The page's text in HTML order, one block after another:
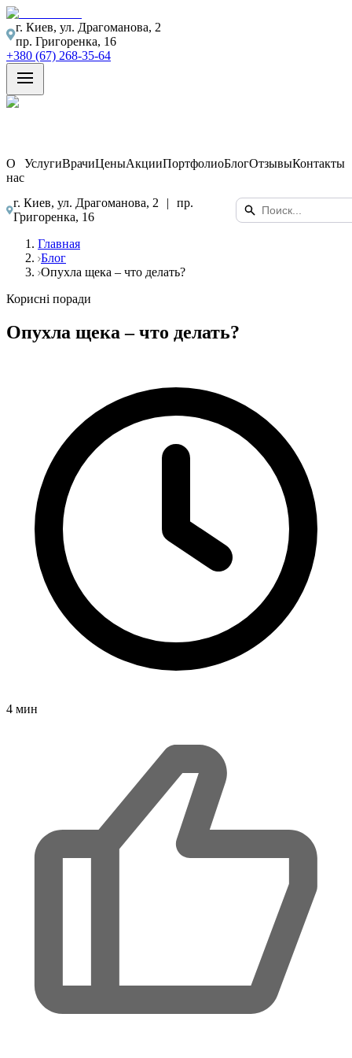
г. Киев, ул. Драгоманова, 2
пр. Григоренка, 16
+380 (67) 268-35-64
О
нас
УслугиВрачиЦеныАкцииПортфолиоБлогОтзывыКонтакты
г. Киев, ул. Драгоманова, 2 |
пр.
Григоренка, 16
Главная
Блог
Опухла щека – что делать?
Корисні поради
Опухла щека – что делать?
4 мин